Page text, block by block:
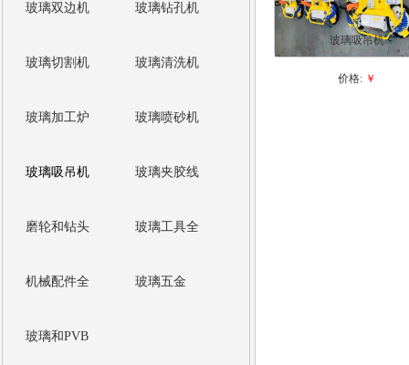
玻璃吸吊机
价格: ￥
玻璃双边机 玻璃钻孔机
玻璃切割机 玻璃清洗机
玻璃加工炉 玻璃喷砂机
玻璃吸吊机 玻璃夹胶线
磨轮和钻头 玻璃工具全
机械配件全 玻璃五金
玻璃和PVB